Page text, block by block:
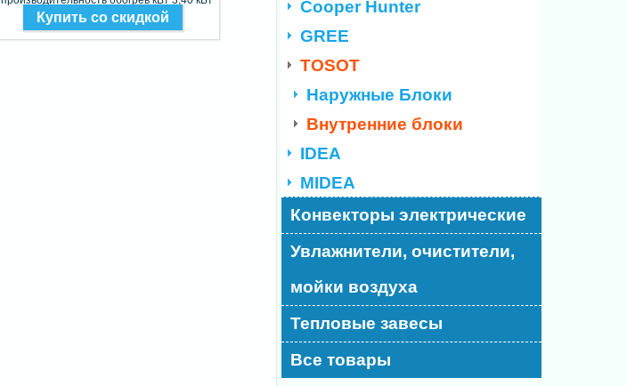
Фреон R-410A
Купить со скидкой
Cooper Hunter
GREE
TOSOT
Наружные Блоки
Внутренние блоки
IDEA
MIDEA
Конвекторы электрические
Увлажнители, очистители,
мойки воздуха
Тепловые завесы
Все товары